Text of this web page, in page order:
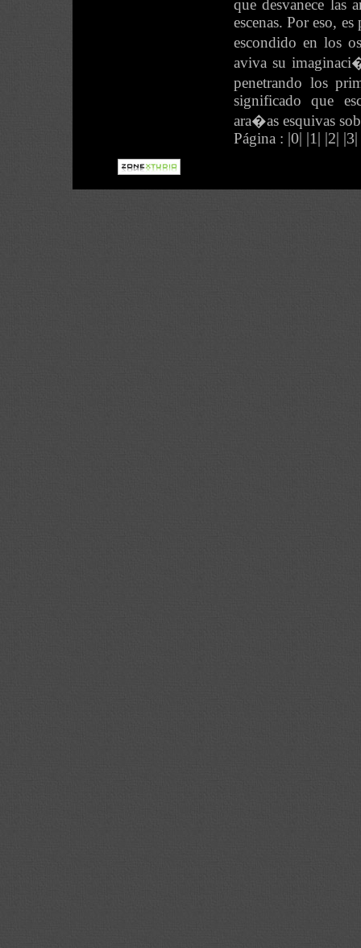
que desvanece las
escenas. Por eso,
escondido en los
aviva su
penetrando los
significado que
ara�as esquivas
Página : |0| |1| |2| |3|